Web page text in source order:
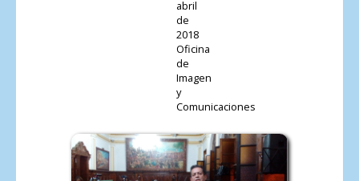
abril
de
2018
Oficina
de
Imagen
y
Comunicaciones